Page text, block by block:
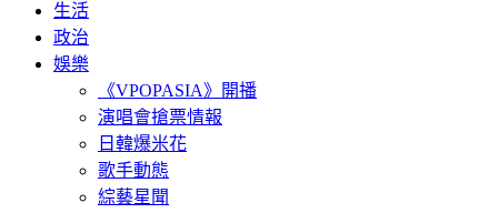
生活
政治
娛樂
《VPOPASIA》開播
演唱會搶票情報
日韓爆米花
歌手動態
綜藝星聞